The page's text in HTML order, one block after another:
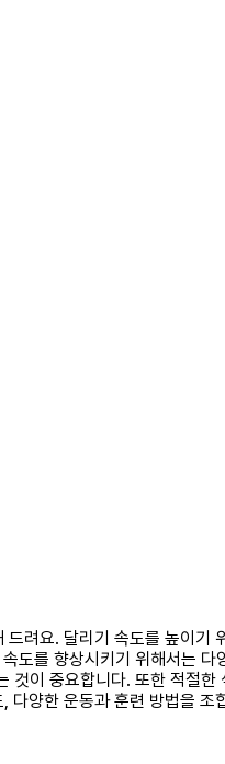
드려요. 달리기 속도를 높이
도를 향상시키기 위해서는
것이 중요합니다. 또한 적절
양한 운동과 훈련 방법을 조